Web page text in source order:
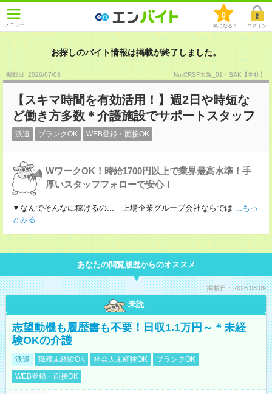
メニュー
0
気になる！ ログイン
お探しのバイト情報は掲載が終了しました。
掲載日 :2026/07/03 No.CRSF大阪_01・SAK【本社】
【スキマ時間を有効活用！】週2日や時短な
ど働き方多数＊介護施設でサポートスタッフ
派遣 ブランクOK WEB登録・面接OK
WワークOK！時給1700円以上で業界最高水準！手
厚いスタッフフォローで安心！
▼なんでそんなに稼げるの... 上場企業グループ会社ならでは ...もっ
とみる
あなたの閲覧履歴からのオススメ
掲載日：2026.08.09
未読
志望動機も履歴書も不要！日収1.1万円～＊未経
験OKの介護
派遣 職種未経験OK 社会人未経験OK
ブランクOK
WEB登録・面接OK